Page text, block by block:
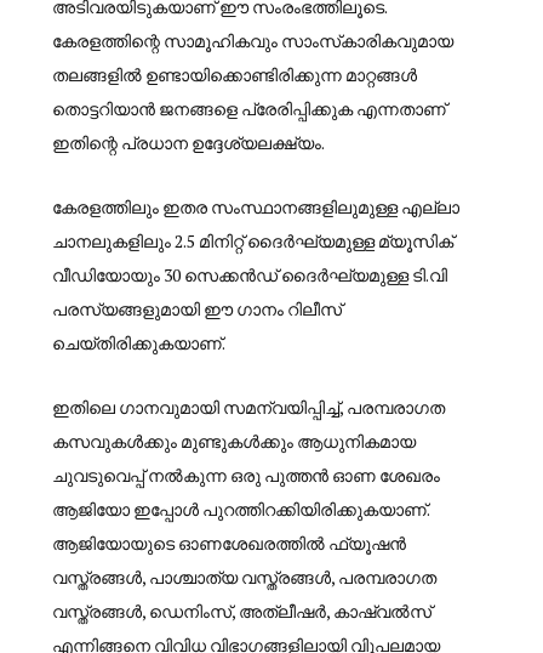
അടിവരയിടുകയാണ് ഈ സംരംഭത്തിലൂടെ.
കേരളത്തിന്റെ സാമൂഹികവും സാംസ്‌കാരികവുമായ
തലങ്ങളില്‍ ഉണ്ടായിക്കൊണ്ടിരിക്കുന്ന മാറ്റങ്ങള്‍
തൊട്ടറിയാന്‍ ജനങ്ങളെ പ്രേരിപ്പിക്കുക എന്നതാണ്
ഇതിന്റെ പ്രധാന ഉദ്ദേശ്യലക്ഷ്യം.
കേരളത്തിലും ഇതര സംസ്ഥാനങ്ങളിലുമുള്ള എല്ലാ
ചാനലുകളിലും 2.5 മിനിറ്റ് ദൈര്‍ഘ്യമുള്ള മ്യൂസിക്
വീഡിയോയും 30 സെക്കന്‍ഡ് ദൈര്‍ഘ്യമുള്ള ടി.വി
പരസ്യങ്ങളുമായി ഈ ഗാനം റിലീസ്
ചെയ്തിരിക്കുകയാണ്.
ഇതിലെ ഗാനവുമായി സമന്വയിപ്പിച്ച്, പരമ്പരാഗത
കസവുകള്‍ക്കും മുണ്ടുകള്‍ക്കും ആധുനികമായ
ചുവടുവെപ്പ് നല്‍കുന്ന ഒരു പുത്തന്‍ ഓണ ശേഖരം
ആജിയോ ഇപ്പോള്‍ പുറത്തിറക്കിയിരിക്കുകയാണ്.
ആജിയോയുടെ ഓണശേഖരത്തില്‍ ഫ്യൂഷന്‍
വസ്ത്രങ്ങള്‍, പാശ്ചാത്യ വസ്ത്രങ്ങള്‍, പരമ്പരാഗത
വസ്ത്രങ്ങള്‍, ഡെനിംസ്, അത്ലീഷര്‍, കാഷ്വല്‍സ്
എന്നിങ്ങനെ വിവിധ വിഭാഗങ്ങളിലായി വിുപലമായ